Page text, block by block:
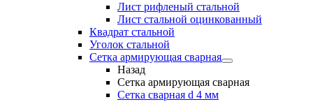
Лист рифленый стальной
Лист стальной оцинкованный
Квадрат стальной
Уголок стальной
Сетка армирующая сварная
Назад
Сетка армирующая сварная
Сетка сварная d 4 мм